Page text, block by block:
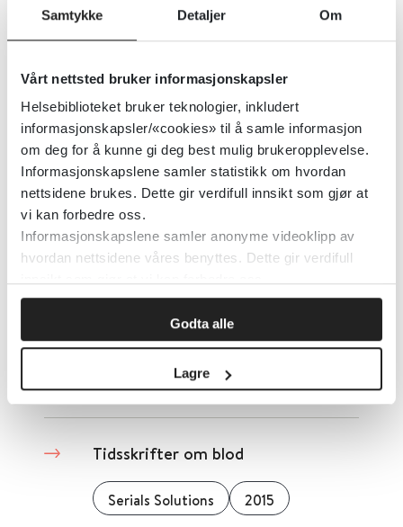
Samtykke Detaljer Om
Vårt nettsted bruker informasjonskapsler
Helsebiblioteket bruker teknologier, inkludert
informasjonskapsler/«cookies» til å samle informasjon
om deg for å kunne gi deg best mulig brukeropplevelse.
Informasjonskapslene samler statistikk om hvordan
nettsidene brukes. Dette gir verdifull innsikt som gjør at
vi kan forbedre oss.
Informasjonskapslene samler anonyme videoklipp av
hvordan nettsidene våres benyttes. Dette gir verdifull
Godta alle
Lagre
Detaljer
Tiltak for psykotiske symptomer i
forbindelse med epilepsi
Cochrane Library 2015
Detaljer
Tidsskrift for Den norske
legeforening
Den norske legeforening 2015
Detaljer
Tidsskrifter om blod
Serials Solutions 2015